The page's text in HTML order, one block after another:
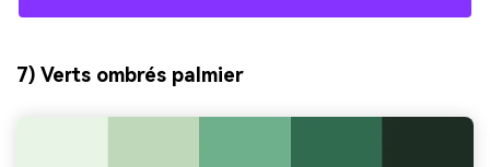
7) Verts ombrés palmier